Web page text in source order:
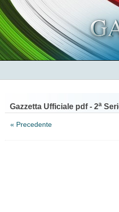
Gazzetta Ufficiale pdf - 2a
« Precedente